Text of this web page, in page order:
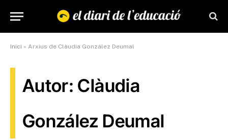
Inici » Arxius de Clàudia González Deumal
Autor: Clàudia
González Deumal